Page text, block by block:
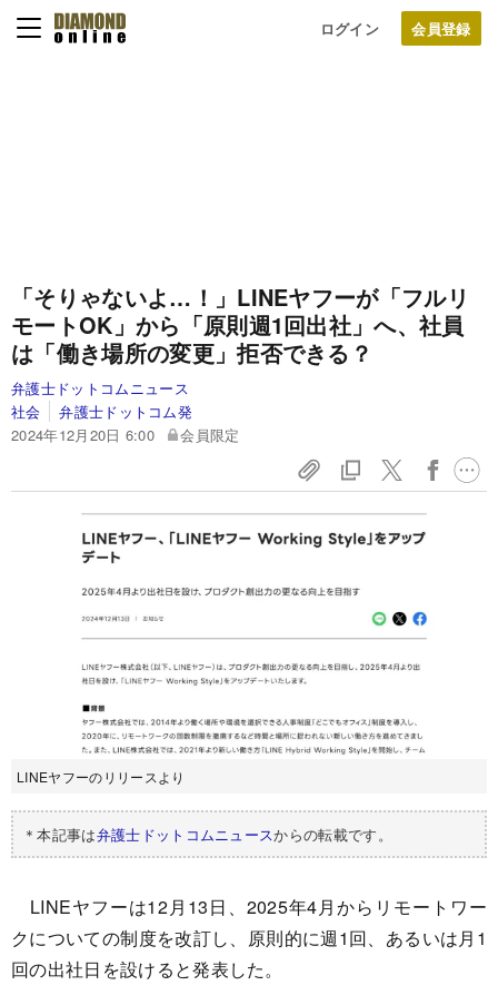
ログイン
「そりゃないよ…！」LINEヤフーが「フルリ
モートOK」から「原則週1回出社」へ、社員
は「働き場所の変更」拒否できる？
弁護士ドットコムニュース
社会
弁護士ドットコム発
2024年12月20日 6:00
会員限定
LINEヤフーのリリースより
＊本記事は弁護士ドットコムニュースからの転載です。
LINEヤフーは12月13日、2025年4月からリモートワー
クについての制度を改訂し、原則的に週1回、あるいは月1
回の出社日を設けると発表した。